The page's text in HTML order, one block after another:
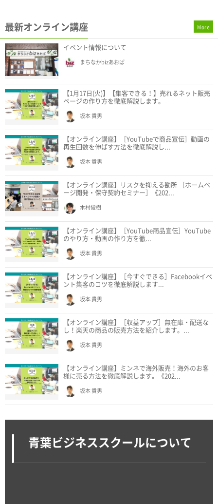
最新オンライン講座
イベント情報について
まちなかbizあおば
【1月17日(火)】【集客できる！】売れるネット販売
ページの作り方を徹底解説します。
坂本 貴男
【オンライン講座】［YouTubeで商品宣伝］動画の
再生回数を伸ばす方法を徹底解説し...
坂本 貴男
【オンライン講座】リスクを抑える勘所 ［ホームペ
ージ開発・保守契約セミナー］《202...
木村俊樹
【オンライン講座】［YouTube商品宣伝］YouTube
のやり方・動画の作り方を徹...
坂本 貴男
【オンライン講座】［今すぐできる］Facebookイベ
ント集客のコツを徹底解説します...
坂本 貴男
【オンライン講座】［収益アップ］無在庫・配送な
し！楽天の商品の販売方法を紹介します。...
坂本 貴男
【オンライン講座】ミンネで海外販売！海外のお客
様に売る方法を徹底解説します。《202...
坂本 貴男
More
青葉ビジネススクールについて